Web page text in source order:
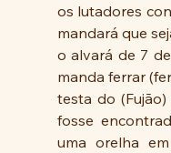
os lutadores
mandará que
o alvará de 7
manda ferrar
testa do
fosse
uma orelha